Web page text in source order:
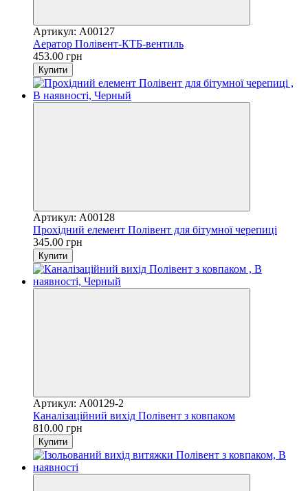
Артикул: A00127
Аератор Полівент-КТБ-вентиль
453.00 грн
Купити
Артикул: A00128
Прохідний елемент Полівент для бітумної черепиці
345.00 грн
Купити
Артикул: A00129-2
Каналізаційний вихід Полівент з ковпаком
810.00 грн
Купити